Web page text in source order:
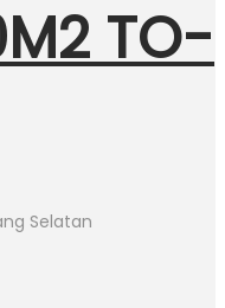
TO-
Selatan